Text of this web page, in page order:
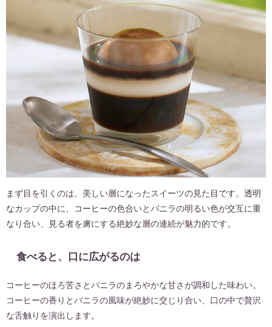
まず目を引くのは、美しい層になったスイーツの見た目です。透明
なカップの中に、コーヒーの色合いとバニラの明るい色が交互に重
なり合い、見る者を虜にする絶妙な層の連続が魅力的です。
食べると、口に広がるのは
コーヒーのほろ苦さとバニラのまろやかな甘さが調和した味わい。
コーヒーの香りとバニラの風味が絶妙に交じり合い、口の中で贅沢
な舌触りを演出します。